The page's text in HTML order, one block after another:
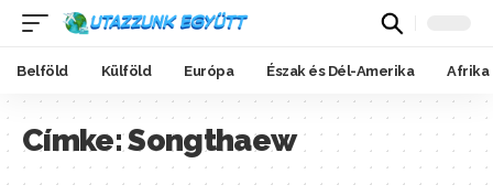
Belföld Külföld Európa Észak és Dél-Amerika Afrika
Címke:Songthaew